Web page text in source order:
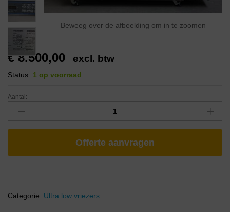
Beweeg over de afbeelding om in te zoomen
€8.500,00 excl. btw
Status: 1 op voorraad
Aantal:
Offerte aanvragen
Categorie: Ultra low vriezers